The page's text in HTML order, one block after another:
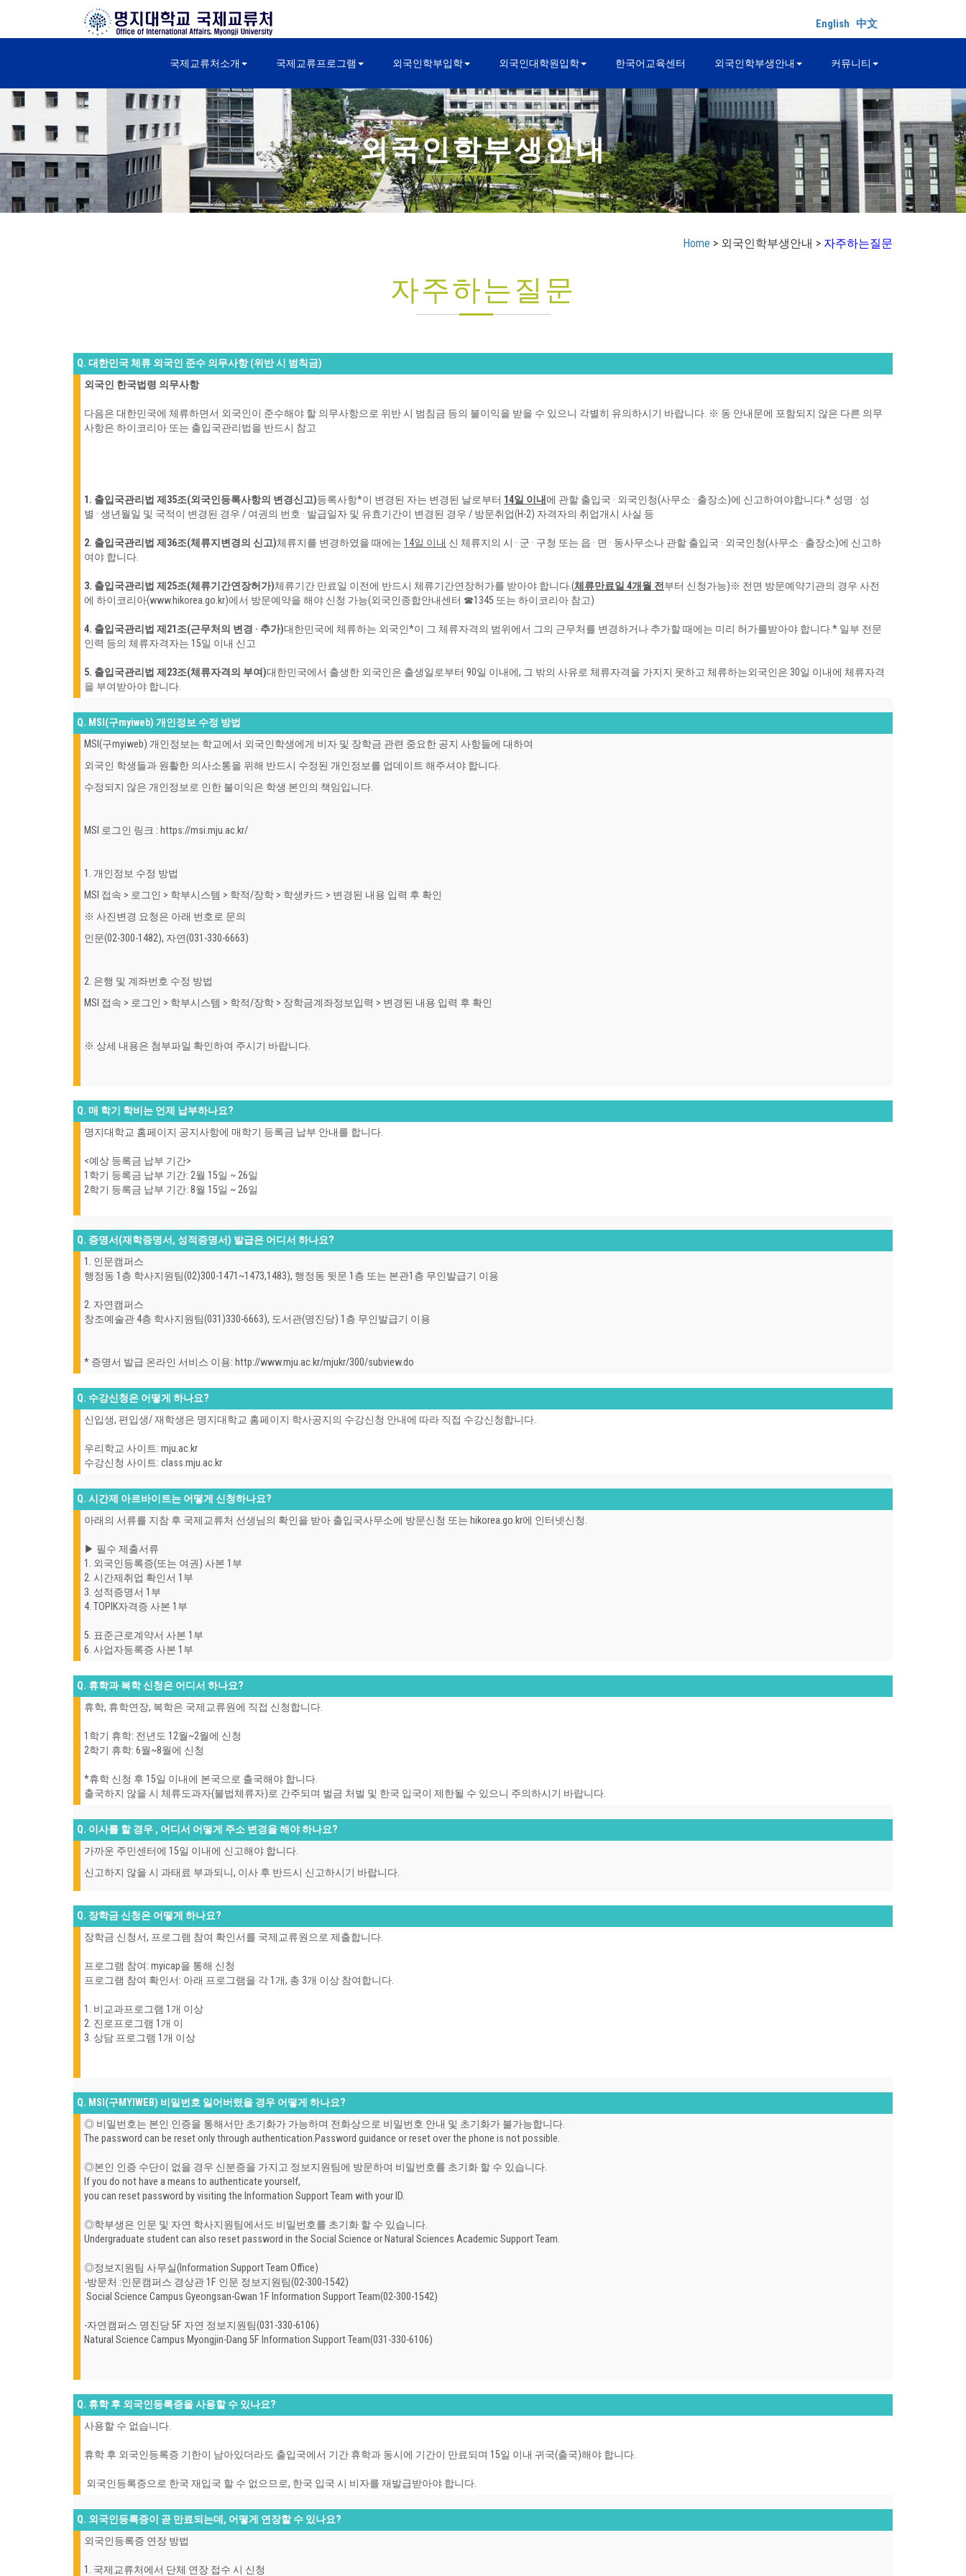
English 中文
국제교류처소개 국제교류프로그램 외국인학부입학 외국인대학원입학 한국어교육센터 외국인학부생안내 커뮤니티
외국인학부생안내
Home > 외국인학부생안내 > 자주하는질문
자주하는질문
Q. 대한민국 체류 외국인 준수 의무사항 (위반 시 범칙금)
외국인 한국법령 의무사항
다음은 대한민국에 체류하면서 외국인이 준수해야 할 의무사항으로 위반 시 범침금 등의 불이익을 받을 수 있으니 각별히 유의하시기 바랍니다. ※ 동 안내문에 포함되지 않은 다른 의무
사항은 하이코리아 또는 출입국관리법을 반드시 참고
1. 출입국관리법 제35조(외국인등록사항의 변경신고)등록사항*이 변경된 자는 변경된 날로부터 14일 이 내에 관할 출입국 · 외국인청(사무소 · 출장소)에 신고하여야합니다.* 성명 · 성
별 · 생년월일 및 국적이 변경된 경우 / 여권의 번호 · 발급일자 및 유효기간이 변경된 경우 / 방문취업(H-2) 자격자의 취업개시 사실 등
2. 출입국관리법 제36조(체류지변경의 신고)체류지를 변경하였을 때에는 14일 이내 신 체류지의 시 · 군 · 구청 또는 읍 · 면 · 동사무소나 관할 출입국 · 외국인청(사무소 · 출장소)에 신고하
여야 합니다.
3. 출입국관리법 제25조(체류기간연장허가)체류기간 만료일 이전에 반드시 체류기간연장허가를 받아야 합니다.(체류만료일 4개월 전부터 신청가능)※ 전면 방문예약기관의 경우 사전
에 하이코리아(www.hikorea.go.kr)에서 방문예약을 해야 신청 가능(외국인종합안내센터 ☎1345 또는 하이코리아 참고)
4. 출입국관리법 제21조(근무처의 변경 · 추가)대한민국에 체류하는 외국인*이 그 체류자격의 범위에서 그의 근무처를 변경하거나 추가할 때에는 미리 허가를받아야 합니다.* 일부 전문
인력 등의 체류자격자는 15일 이내 신고
5. 출입국관리법 제23조(체류자격의 부여)대한민국에서 출생한 외국인은 출생일로부터 90일 이내에, 그 밖의 사유로 체류자격을 가지지 못하고 체류하는외국인은 30일 이내에 체류자격
을 부여받아야 합니다.
Q. MSI(구myiweb) 개인정보 수정 방법
MSI(구myiweb) 개인정보는 학교에서 외국인학생에게 비자 및 장학금 관련 중요한 공지 사항들에 대하여
외국인 학생들과 원활한 의사소통을 위해 반드시 수정된 개인정보를 업데이트 해주셔야 합니다.
수정되지 않은 개인정보로 인한 불이익은 학생 본인의 책임입니다.
MSI 로그인 링크 : https://msi.mju.ac.kr/
1. 개인정보 수정 방법
MSI 접속 > 로그인 > 학부시스템 > 학적/장학 > 학생카드 > 변경된 내용 입력 후 확인
※ 사진변경 요청은 아래 번호로 문의
인문(02-300-1482), 자연(031-330-6663)
2. 은행 및 계좌번호 수정 방법
MSI 접속 > 로그인 > 학부시스템 > 학적/장학 > 장학금계좌정보입력 > 변경된 내용 입력 후 확인
※ 상세 내용은 첨부파일 확인하여 주시기 바랍니다.
Q. 매 학기 학비는 언제 납부하나요?
명지대학교 홈페이지 공지사항에 매학기 등록금 납부 안내를 합니다.
<예상 등록금 납부 기간>
1학기 등록금 납부 기간: 2월 15일 ~ 26일
2학기 등록금 납부 기간: 8월 15일 ~ 26일
Q. 증명서(재학증명서, 성적증명서) 발급은 어디서 하나요?
1. 인문캠퍼스
행정동 1층 학사지원팀(02)300-1471~1473,1483), 행정동 뒷문 1층 또는 본관1층 무인발급기 이용
2. 자연캠퍼스
창조예술관 4층 학사지원팀(031)330-6663), 도서관(명진당) 1층 무인발급기 이용
* 증명서 발급 온라인 서비스 이용: http://www.mju.ac.kr/mjukr/300/subview.do
Q. 수강신청은 어떻게 하나요?
신입생, 편입생/ 재학생은 명지대학교 홈페이지 학사공지의 수강신청 안내에 따라 직접 수강신청합니다.
우리학교 사이트: mju.ac.kr
수강신청 사이트: class.mju.ac.kr
Q. 시간제 아르바이트는 어떻게 신청하나요?
아래의 서류를 지참 후 국제교류처 선생님의 확인을 받아 출입국사무소에 방문신청 또는 hikorea.go.kr에 인터넷신청.
▶ 필수 제출서류
1. 외국인등록증(또는 여권) 사본 1부
2. 시간제취업 확인서 1부
3. 성적증명서 1부
4. TOPIK자격증 사본 1부
5. 표준근로계약서 사본 1부
6. 사업자등록증 사본 1부
Q. 휴학과 복학 신청은 어디서 하나요?
휴학, 휴학연장, 복학은 국제교류원에 직접 신청합니다.
1학기 휴학: 전년도 12월~2월에 신청
2학기 휴학: 6월~8월에 신청
*휴학 신청 후 15일 이내에 본국으로 출국해야 합니다.
출국하지 않을 시 체류도과자(불법체류자)로 간주되며 벌금 처벌 및 한국 입국이 제한될 수 있으니 주의하시기 바랍니다.
Q. 이사를 할 경우 , 어디서 어떻게 주소 변경을 해야 하나요?
가까운 주민센터에 15일 이내에 신고해야 합니다.
신고하지 않을 시 과태료 부과되니, 이사 후 반드시 신고하시기 바랍니다.
Q. 장학금 신청은 어떻게 하나요?
장학금 신청서, 프로그램 참여 확인서를 국제교류원으로 제출합니다.
프로그램 참여: myicap을 통해 신청
프로그램 참여 확인서: 아래 프로그램을 각 1개, 총 3개 이상 참여합니다.
1. 비교과프로그램 1개 이상
2. 진로프로그램 1개 이
3. 상담 프로그램 1개 이상
Q. MSI(구MYIWEB) 비밀번호 잃어버렸을 경우 어떻게 하나요?
◎ 비밀번호는 본인 인증을 통해서만 초기화가 가능하며 전화상으로 비밀번호 안내 및 초기화가 불가능합니다.
The password can be reset only through authentication.Password guidance or reset over the phone is not possible.
◎본인 인증 수단이 없을 경우 신분증을 가지고 정보지원팀에 방문하여 비밀번호를 초기화 할 수 있습니다.
If you do not have a means to authenticate yourself,
you can reset password by visiting the Information Support Team with your ID.
◎학부생은 인문 및 자연 학사지원팀에서도 비밀번호를 초기화 할 수 있습니다.
Undergraduate student can also reset password in the Social Science or Natural Sciences Academic Support Team.
◎정보지원팀 사무실(Information Support Team Office)
-방문처 :인문캠퍼스 경상관 1F 인문 정보지원팀(02-300-1542)
Social Science Campus Gyeongsan-Gwan 1F Information Support Team(02-300-1542)
-자연캠퍼스 명진당 5F 자연 정보지원팀(031-330-6106)
Natural Science Campus Myongjin-Dang 5F Information Support Team(031-330-6106)
Q. 휴학 후 외국인등록증을 사용할 수 있나요?
사용할 수 없습니다.
휴학 후 외국인등록증 기한이 남아있더라도 출입국에서 기간 휴학과 동시에 기간이 만료되며 15일 이내 귀국(출국)해야 합니다.
외국인등록증으로 한국 재입국 할 수 없으므로, 한국 입국 시 비자를 재발급받아야 합니다.
Q. 외국인등록증이 곧 만료되는데, 어떻게 연장할 수 있나요?
외국인등록증 연장 방법
1. 국제교류처에서 단체 연장 접수 시 신청